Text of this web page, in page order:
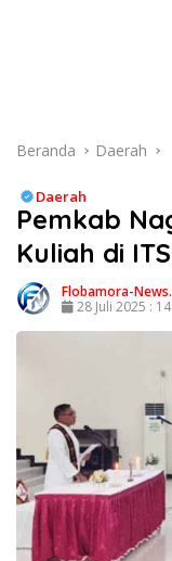
Beranda Daerah
Daerah
Pemkab
Kuliah di
Flobamora-
28 Juli 2025 :